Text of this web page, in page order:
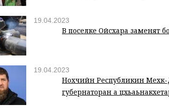
19.04.2023
В поселке Ойсхара заменят
19.04.2023
Нохчийн Республикин
губернаторан а